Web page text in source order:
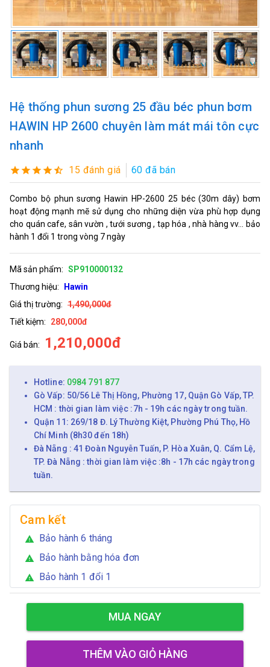
Hệ thống phun sương 25 đầu béc phun bơm
HAWIN HP 2600 chuyên làm mát mái tôn cực
nhanh
15 đánh giá 60 đã bán
Combo bộ phun sương Hawin HP-2600 25 béc (30m dây) bơm
hoạt động mạnh mẽ sử dụng cho những diện vừa phù hợp dụng
cho quán cafe, sân vườn , tưới sương , tạp hóa , nhà hàng vv... bảo
hành 1 đổi 1 trong vòng 7 ngày
Mã sản phẩm: SP910000132
Thương hiệu:
Hawin
Giá thị trường: 1,490,000đ
Tiết kiệm:
280,000đ
Giá bán: 1,210,000đ
Hotline: 0984 791 877
Gò Vấp: 50/56 Lê Thị Hồng, Phường 17, Quận Gò Vấp, TP.
HCM : thời gian làm việc :7h - 19h các ngày trong tuần.
Quận 11: 269/18 Đ. Lý Thường Kiệt, Phường Phú Thọ, Hồ
Chí Minh (8h30 đến 18h)
Đà Nẵng : 41 Đoàn Nguyễn Tuấn, P. Hòa Xuân, Q. Cẩm Lệ,
TP. Đà Nẵng : thời gian làm việc :8h - 17h các ngày trong
tuần.
Cam kết
warning Bảo hành 6 tháng
warning Bảo hành bằng hóa đơn
warning Bảo hành 1 đổi 1
MUA NGAY
THÊM VÀO GIỎ HÀNG